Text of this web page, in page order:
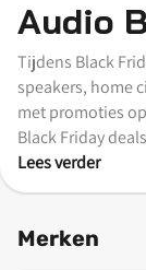
Audio
Tijdens Black
speakers, home
met promoties
Black Friday
Lees verder
Merken